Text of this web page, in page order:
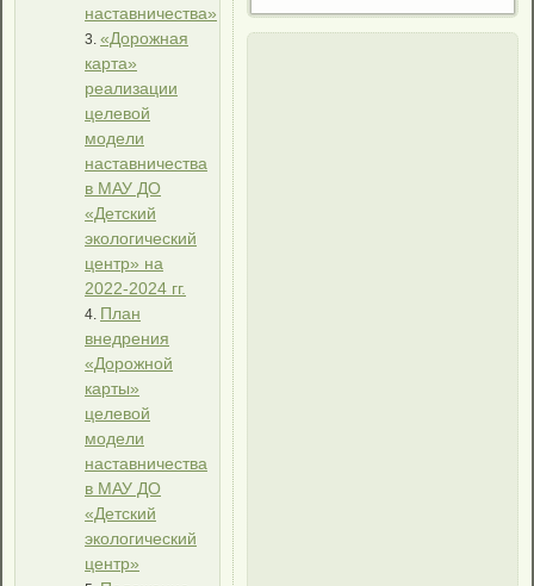
наставничества»
«Дорожная
карта»
реализации
целевой
модели
наставничества
в МАУ ДО
«Детский
экологический
центр» на
2022-2024 гг.
План
внедрения
«Дорожной
карты»
целевой
модели
наставничества
в МАУ ДО
«Детский
экологический
центр»